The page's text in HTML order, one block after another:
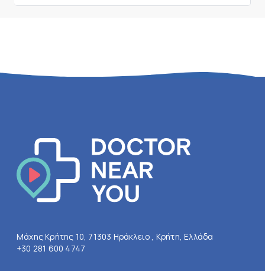
Μάχης Κρήτης 10, 71303 Ηράκλειο , Κρήτη, Ελλάδα
+30 281 600 4747